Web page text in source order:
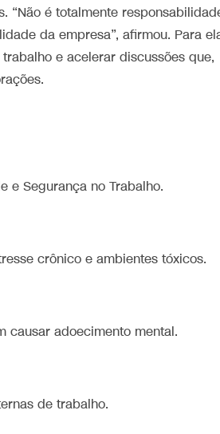
“Não é totalmente
da empresa”, afirmou. Para
e acelerar discussões que,
e Segurança no Trabalho.
crônico e ambientes tóxicos.
causar adoecimento mental.
de trabalho.